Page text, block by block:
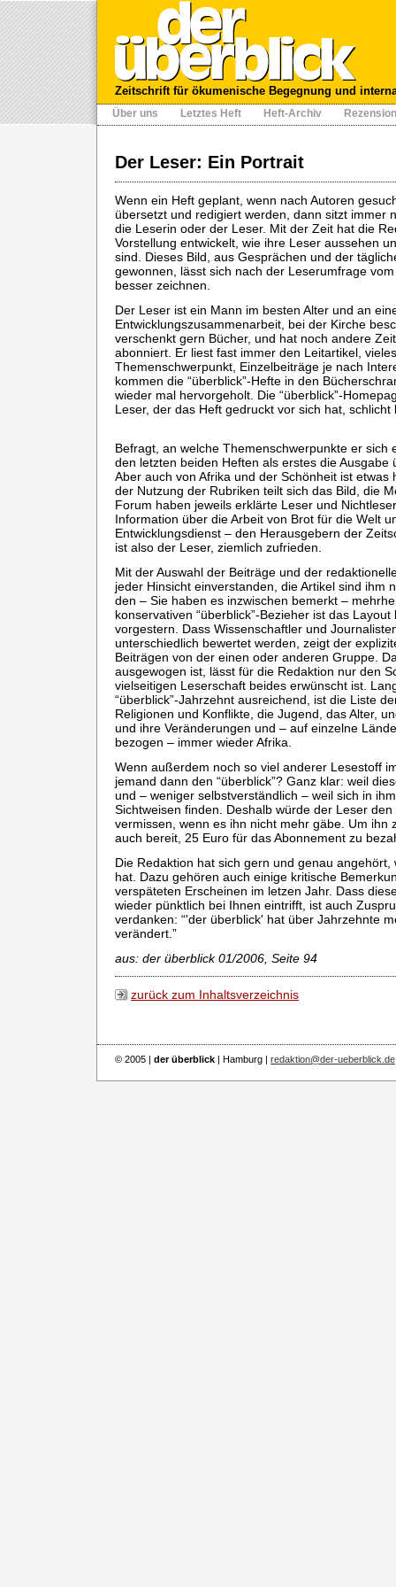
Zeitschrift für ökumenische Begegnung und
Über uns Letztes Heft Heft-Archiv
Der Leser: Ein Portrait
Wenn ein Heft geplant, wenn nach Autoren
übersetzt und redigiert werden, dann sitzt immer
die Leserin oder der Leser. Mit der Zeit hat die
Vorstellung entwickelt, wie ihre Leser aussehen
sind. Dieses Bild, aus Gesprächen und der
gewonnen, lässt sich nach der Leserumfrage
besser zeichnen.
Der Leser ist ein Mann im besten Alter und an
Entwicklungszusammenarbeit, bei der Kirche
verschenkt gern Bücher, und hat noch andere
abonniert. Er liest fast immer den Leitartikel,
Themenschwerpunkt, Einzelbeiträge je nach
kommen die “überblick”-Hefte in den
wieder mal hervorgeholt. Die “überblick”-
Leser, der das Heft gedruckt vor sich hat, schlicht
Befragt, an welche Themenschwerpunkte er sich
den letzten beiden Heften als erstes die Ausgabe
Aber auch von Afrika und der Schönheit ist etwas
der Nutzung der Rubriken teilt sich das Bild, die
Forum haben jeweils erklärte Leser und
Information über die Arbeit von Brot für die Welt
Entwicklungsdienst – den Herausgebern der
ist also der Leser, ziemlich zufrieden.
Mit der Auswahl der Beiträge und der
jeder Hinsicht einverstanden, die Artikel sind ihm
den – Sie haben es inzwischen bemerkt –
konservativen “überblick”-Bezieher ist das
vorgestern. Dass Wissenschaftler und
unterschiedlich bewertet werden, zeigt der
Beiträgen von der einen oder anderen Gruppe.
ausgewogen ist, lässt für die Redaktion nur den
vielseitigen Leserschaft beides erwünscht ist.
“überblick”-Jahrzehnt ausreichend, ist die Liste
Religionen und Konflikte, die Jugend, das Alter,
und ihre Veränderungen und – auf einzelne
bezogen – immer wieder Afrika.
Wenn außerdem noch so viel anderer Lesestoff
jemand dann den “überblick”? Ganz klar: weil
und – weniger selbstverständlich – weil sich in
Sichtweisen finden. Deshalb würde der Leser den
vermissen, wenn es ihn nicht mehr gäbe. Um ihn
auch bereit, 25 Euro für das Abonnement zu
Die Redaktion hat sich gern und genau
hat. Dazu gehören auch einige kritische
verspäteten Erscheinen im letzen Jahr. Dass
wieder pünktlich bei Ihnen eintrifft, ist auch
verdanken: “'der überblick' hat über Jahrzehnte
verändert.”
aus: der überblick 01/2006, Seite 94
zurück zum Inhaltsverzeichnis
© 2005 | der überblick | Hamburg | redaktion@der-ueberblick.de